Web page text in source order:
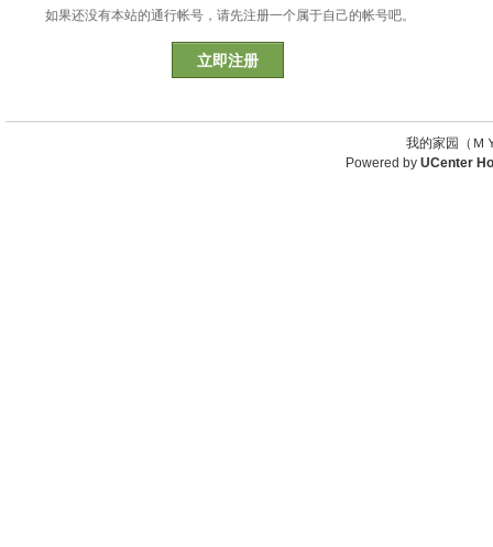
如果还没有本站的通行帐号，请先注册一个属于自己的帐号吧。
立即注册
我的家园（
Powered by UCenter